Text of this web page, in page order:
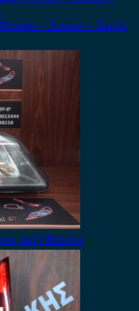
– Xenon – Χωρίς
Δεξί Φανάρι